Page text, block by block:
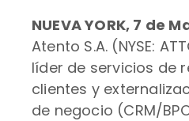
NUEVA YORK, 7 de
Atento S.A. (NYSE:
líder de servicios de
clientes y
de negocio (CRM/